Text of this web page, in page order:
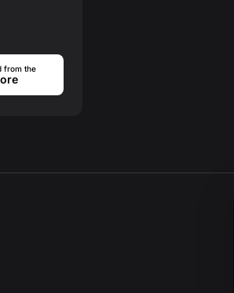
from the